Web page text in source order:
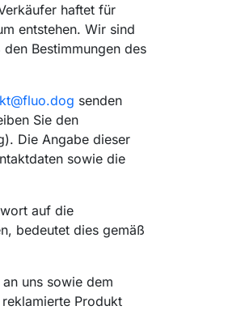
haftet für
entstehen. Wir sind
Bestimmungen des
senden
Sie den
Die Angabe dieser
sowie die
auf die
bedeutet dies gemäß
uns sowie dem
Produkt